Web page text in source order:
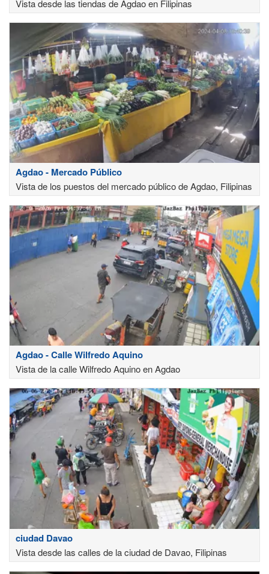
Vista desde las tiendas de Agdao en Filipinas
Agdao - Mercado Público
Vista de los puestos del mercado público de Agdao, Filipinas
Agdao - Calle Wilfredo Aquino
Vista de la calle Wilfredo Aquino en Agdao
ciudad Davao
Vista desde las calles de la ciudad de Davao, Filipinas